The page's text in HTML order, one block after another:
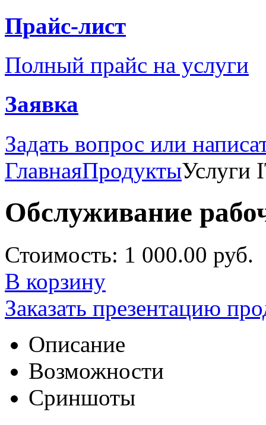
Прайс-лист
Полный прайс на услуги
Заявка
Задать вопрос или
ГлавнаяПродуктыУслуги
Обслуживание
Стоимость: 1 000.00 руб.
В корзину
Заказать презентацию
Описание
Возможности
Сриншоты